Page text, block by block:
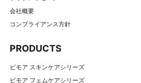
会社概要
コンプライアンス方針
PRODUCTS
ビモア スキンケアシリーズ
ビモア フェムケアシリーズ